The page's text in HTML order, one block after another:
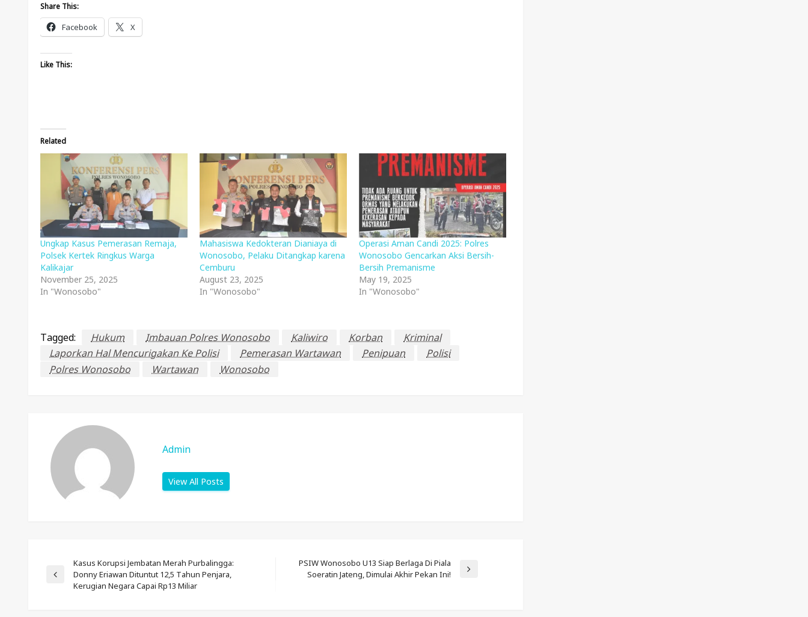
Share This:
Facebook X
Like This:
Related
Ungkap Kasus Pemerasan Remaja,
Polsek Kertek Ringkus Warga
Kalikajar
November 25, 2025
In "Wonosobo"
Mahasiswa Kedokteran Dianiaya di
Wonosobo, Pelaku Ditangkap karena
Cemburu
August 23, 2025
In "Wonosobo"
Operasi Aman Candi 2025: Polres
Wonosobo Gencarkan Aksi Bersih-
Bersih Premanisme
May 19, 2025
In "Wonosobo"
Tagged: Hukum Imbauan Polres Wonosobo Kaliwiro Korban
Kriminal
Laporkan Hal Mencurigakan Ke Polisi
Pemerasan Wartawan Penipuan
Polisi
Polres Wonosobo
Wartawan Wonosobo
Admin
View All Posts
Post
Previous
Kasus Korupsi Jembatan Merah Purbalingga:
Donny Eriawan Dituntut 12,5 Tahun Penjara,
Kerugian Negara Capai Rp13 Miliar
PSIW Wonosobo U13 Siap Berlaga Di Piala
Soeratin Jateng, Dimulai Akhir Pekan Ini!